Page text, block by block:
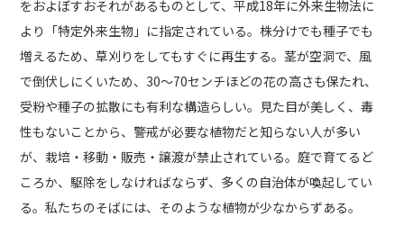
をおよぼすおそれがあるものとして、平成18年に外来生物法に
より「特定外来生物」に指定されている。株分けでも種子でも
増えるため、草刈りをしてもすぐに再生する。茎が空洞で、風
で倒伏しにくいため、30～70センチほどの花の高さも保たれ、
受粉や種子の拡散にも有利な構造らしい。見た目が美しく、毒
性もないことから、警戒が必要な植物だと知らない人が多い
が、栽培・移動・販売・譲渡が禁止されている。庭で育てるど
ころか、駆除をしなければならず、多くの自治体が喚起してい
る。私たちのそばには、そのような植物が少なからずある。